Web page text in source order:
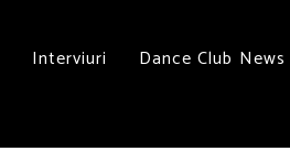
Interviuri Dance Club News